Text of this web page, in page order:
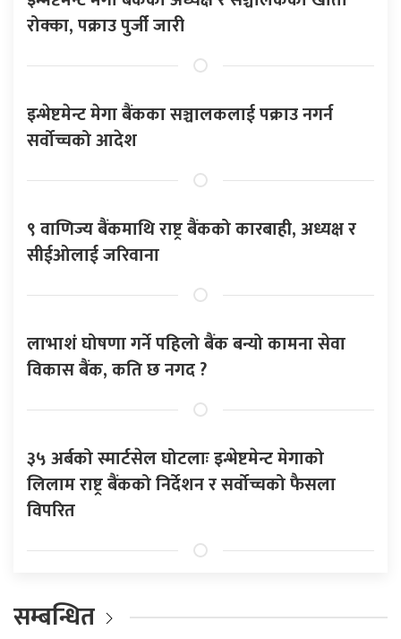
रोक्का, पक्राउ पुर्जी जारी
इन्भेष्टमेन्ट मेगा बैंकका सञ्चालकलाई पक्राउ नगर्न
सर्वोच्चको आदेश
९ वाणिज्य बैंकमाथि राष्ट्र बैंकको कारबाही, अध्यक्ष र
सीईओलाई जरिवाना
लाभाशं घोषणा गर्ने पहिलो बैंक बन्यो कामना सेवा
विकास बैंक, कति छ नगद ?
३५ अर्बको स्मार्टसेल घोटलाः इन्भेष्टमेन्ट मेगाको
लिलाम राष्ट्र बैंकको निर्देशन र सर्वोच्चको फैसला
विपरित
सम्बन्धित